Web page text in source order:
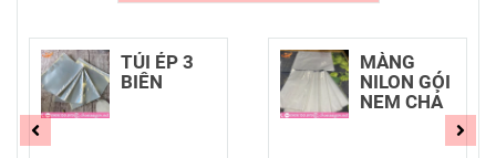
TÚI ÉP 3
BIÊN
MÀNG
NILON GÓI
NEM CHẢ